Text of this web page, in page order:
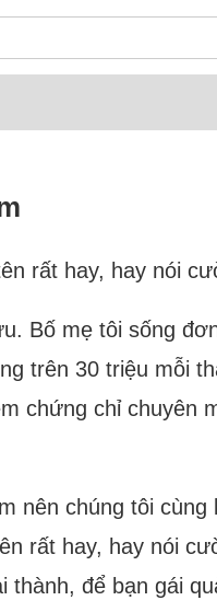
rất hay, hay nói
Bố mẹ tôi sống
trên 30 triệu mỗi
chứng chỉ chuyên
nên chúng tôi cùng
rất hay, hay nói
để bạn gái